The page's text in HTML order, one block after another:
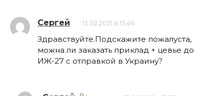
Сергей 13.02.2021 в 15:46
Здравствуйте.Подскажите пожалуста,
можна ли заказать приклад + цевье до
ИЖ-27 с отправкой в Украину?